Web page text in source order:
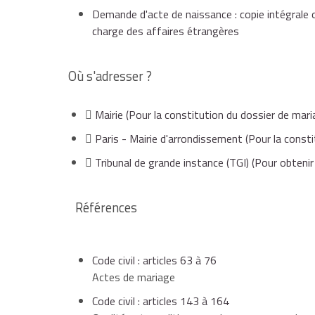
copie intégrale d'acte de naissance
de moins de 6 mois, si le service délivrant
S'il est étranger, le futur époux doit fournir des
Si uncontrat de mariage est conclu, il faut fournir
Dans certaines situations familiales particulières
Dans les jours qui suivent, ils peuvent demander
Demande d'acte de naissance : copie
charge des affaires étrangères
Où s'adresser ?
Mairie (Pour la constitution du dossier de
Paris - Mairie d'arrondissement (Pour la
Tribunal de grande instance (TGI) (Pour
Références
Code civil : articles 63 à 76
Actes de mariage
Code civil : articles 143 à 164